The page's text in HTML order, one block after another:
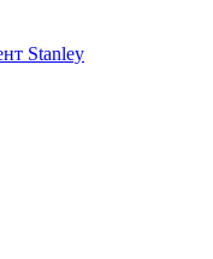
Stanley